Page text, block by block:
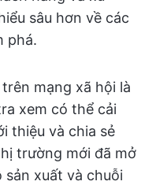
sâu hơn về các
phá.
mạng xã hội là
xem có thể cải
thiệu và chia sẻ
trường mới đã mở
xuất và chuỗi